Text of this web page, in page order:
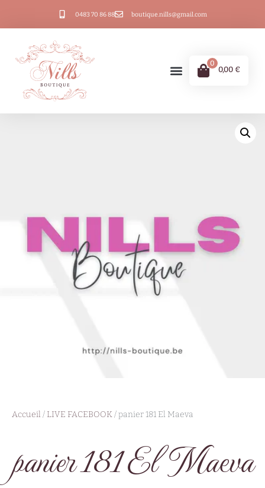
0483 70 86 88 boutique.nills@gmail.com
0
0,00 €
Accueil/ LIVE FACEBOOK/ panier 181 El Maeva
panier 181 El Maeva